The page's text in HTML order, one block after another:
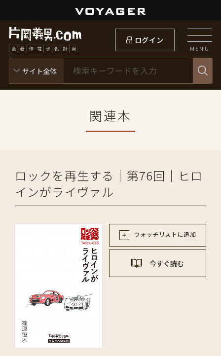
ログイン
MENU
関連本
ロックを再生する｜第76回｜ヒロ
インがライヴァル
ウォッチリストに追加
今すぐ読む